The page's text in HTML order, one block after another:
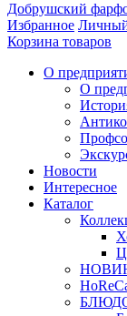
Добрушский
Избранное
Корзина товаров
О
О
Новости
Интересное
Каталог